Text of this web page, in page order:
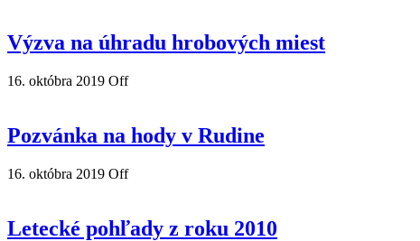
Výzva na úhradu hrobových miest
16. októbra 2019 Off
Pozvánka na hody v Rudine
16. októbra 2019 Off
Letecké pohľady z roku 2010